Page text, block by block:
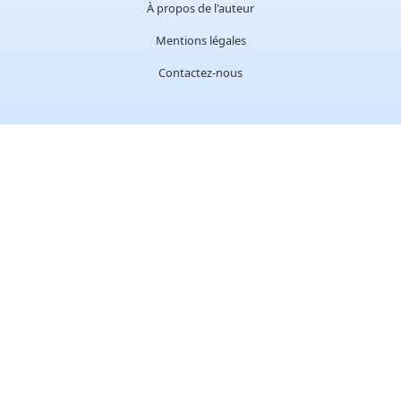
À propos de l'auteur
Mentions légales
Contactez-nous